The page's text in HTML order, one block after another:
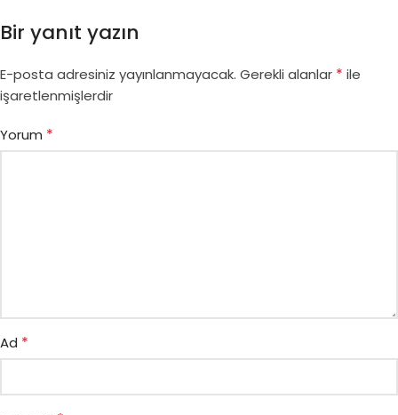
Bir yanıt yazın
E-posta adresiniz yayınlanmayacak. Gerekli alanlar * ile
işaretlenmişlerdir
Yorum *
Ad *